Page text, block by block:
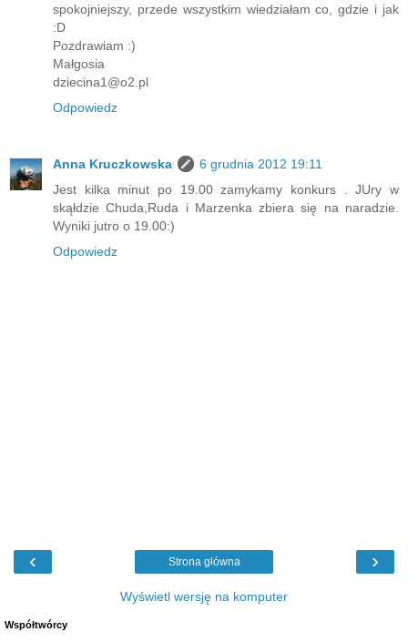
mi się słabo. Na szczęście powrót był już dużo
spokojniejszy, przede wszystkim wiedziałam co, gdzie i jak
:D
Pozdrawiam :)
Małgosia
dziecina1@o2.pl
Anna Kruczkowska
6 grudnia 2012 19:11
Jest kilka minut po 19.00 zamykamy konkurs . JUry w
skąłdzie Chuda,Ruda i Marzenka zbiera się na naradzie.
Wyniki jutro o 19.00:)
‹ ›